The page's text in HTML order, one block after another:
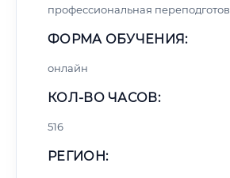
профессиональная
ФОРМА ОБУЧЕНИЯ:
онлайн
КОЛ-ВО ЧАСОВ:
516
РЕГИОН: